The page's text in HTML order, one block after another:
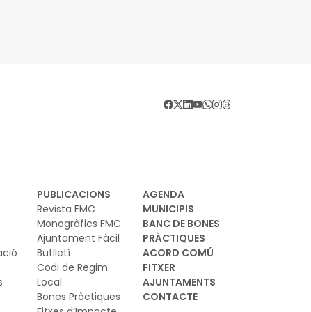
PUBLICACIONS
Revista FMC
Monogràfics FMC
Ajuntament Fàcil
Butlletí
Codi de Regim
Local
Bones Pràctiques
AGENDA
MUNICIPIS
BANC DE BONES
PRÀCTIQUES
ACORD COMÚ
FITXER
AJUNTAMENTS
CONTACTE